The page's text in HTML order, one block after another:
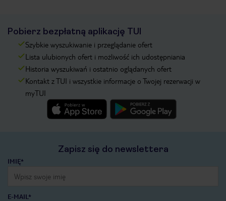
Pobierz bezpłatną aplikację TUI
Szybkie wyszukiwanie i przeglądanie ofert
Lista ulubionych ofert i możliwość ich udostępniania
Historia wyszukiwań i ostatnio oglądanych ofert
Kontakt z TUI i wszystkie informacje o Twojej rezerwacji w
myTUI
Zapisz się do newslettera
IMIĘ*
E-MAIL*